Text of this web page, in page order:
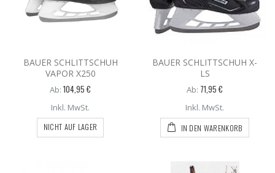
BAUER SCHLITTSCHUH
VAPOR X250
Ab: 104,95 €
Inkl. MwSt.
NICHT AUF LAGER
BAUER SCHLITTSCHUH X-
LS
Ab: 71,95 €
Inkl. MwSt.
IN DEN WARENKORB